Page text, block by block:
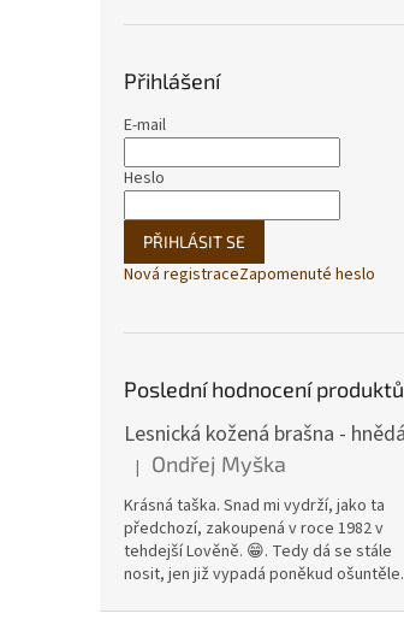
Přihlášení
E-mail
Heslo
PŘIHLÁSIT SE
Nová registraceZapomenuté heslo
Poslední hodnocení produktů
Hodnocení produktu je 5 z 5 hvězdiček.
| Ondřej Myška
Krásná taška. Snad mi vydrží, jako ta
předchozí, zakoupená v roce 1982 v
tehdejší Lověně. 😁. Tedy dá se stále
nosit, jen již vypadá poněkud ošuntěle.